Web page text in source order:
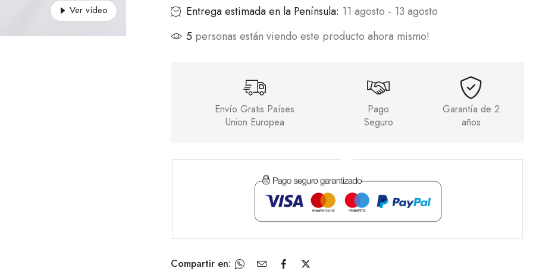
Ver vídeo
Entrega estimada en la Península: 11 agosto - 13 agosto
5 personas están viendo este producto ahora mismo!
Envío Gratis Países
Union Europea
Pago
Seguro
Garantía de 2
años
Compartir en: